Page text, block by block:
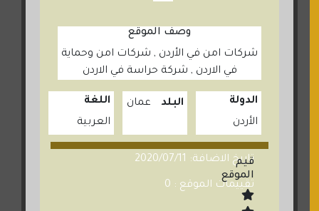
وصف الموقع
شركات امن في الأردن , شركات امن وحماية
في الاردن , شركة حراسة في الاردن
الدولة
الأردن
البلد عمان
اللغة
العربية
تاريخ الاضافة: 2020/07/11
تقييمات الموقع : 0
قيم
الموقع